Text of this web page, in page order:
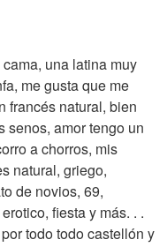
una latina muy
me gusta que me
francés natural, bien
senos, amor tengo un
a chorros, mis
natural, griego,
de novios, 69,
fiesta y más. . .
todo todo castellón y